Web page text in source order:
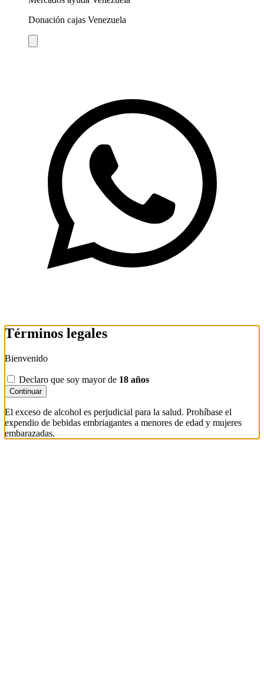
Donación cajas Venezuela
Términos legales
Bienvenido
Declaro que soy mayor de 18 años
Continuar
El exceso de alcohol es perjudicial para la salud. Prohíbase el
expendio de bebidas embriagantes a menores de edad y mujeres
embarazadas.